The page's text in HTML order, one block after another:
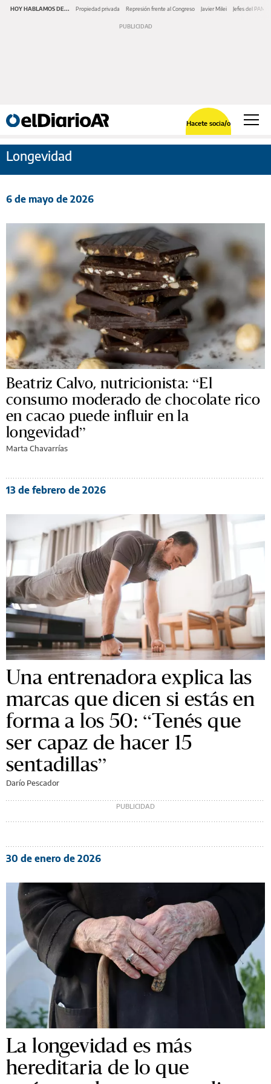
HOY HABLAMOS DE... Propiedad privada Represión frente al Congreso Javier Milei Jefes del PAMI
Hacete socia/o
Longevidad
6 de mayo de 2026
Beatriz Calvo, nutricionista: “El
consumo moderado de chocolate rico
en cacao puede influir en la
longevidad”
Marta Chavarrías
13 de febrero de 2026
Una entrenadora explica las
marcas que dicen si estás en
forma a los 50: “Tenés que
ser capaz de hacer 15
sentadillas”
Darío Pescador
30 de enero de 2026
La longevidad es más
hereditaria de lo que